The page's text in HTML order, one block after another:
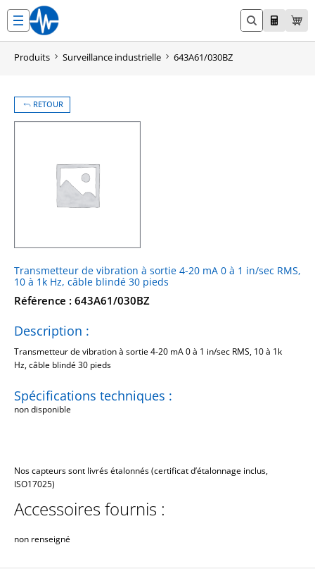
contenu
Produits Surveillance industrielle 643A61/030BZ
RETOUR
Transmetteur de vibration à sortie 4-20 mA 0 à 1 in/sec RMS,
10 à 1k Hz, câble blindé 30 pieds
Référence : 643A61/030BZ
Spécifications techniques :
non disponible
Description :
Transmetteur de vibration à sortie 4-20 mA 0 à 1 in/sec RMS, 10 à 1k
Hz, câble blindé 30 pieds
Nos capteurs sont livrés étalonnés (certificat d’étalonnage inclus,
ISO17025)
Accessoires fournis :
non renseigné